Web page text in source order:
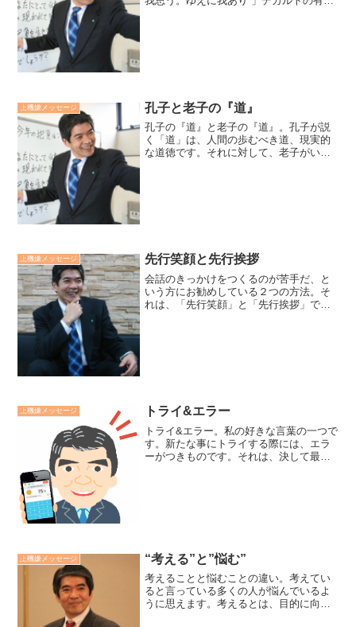
上機嫌メッセージ 孔子と老子の『道』
孔子の『道』と老子の『道』。孔子が説
く「道」は、人間の歩むべき道、現実的
な道徳です。それに対して、老子がいう
上機嫌メッセージ 先行笑顔と先行挨拶
会話のきっかけをつくるのが苦手だ、と
いう方にお勧めしている２つの方法。そ
れは、「先行笑顔」と「先行挨拶」で
上機嫌メッセージ トライ&エラー
トライ&エラー。私の好きな言葉の一つで
す。新たな事にトライする際には、エラ
ーがつきものです。それは、決して最終
上機嫌メッセージ “考える”と”悩む”
考えることと悩むことの違い。考えてい
ると言っている多くの人が悩んでいるよ
うに思えます。考えるとは、目的に向か